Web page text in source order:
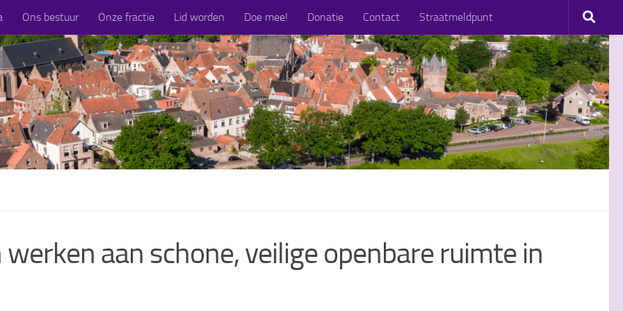
Ons bestuur Onze fractie Lid worden Doe mee! Donatie Contact Straatmeldpunt
aan schone, veilige openbare ruimte in